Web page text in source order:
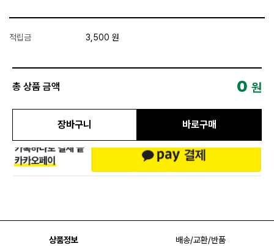
적립금 3,500 원
총 상품 금액 0 원
장바구니 바로구매
상품정보 배송/교환/반품